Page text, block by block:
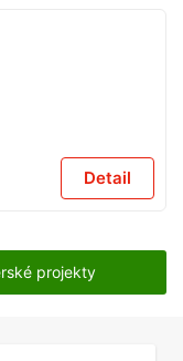
Detail
projekty